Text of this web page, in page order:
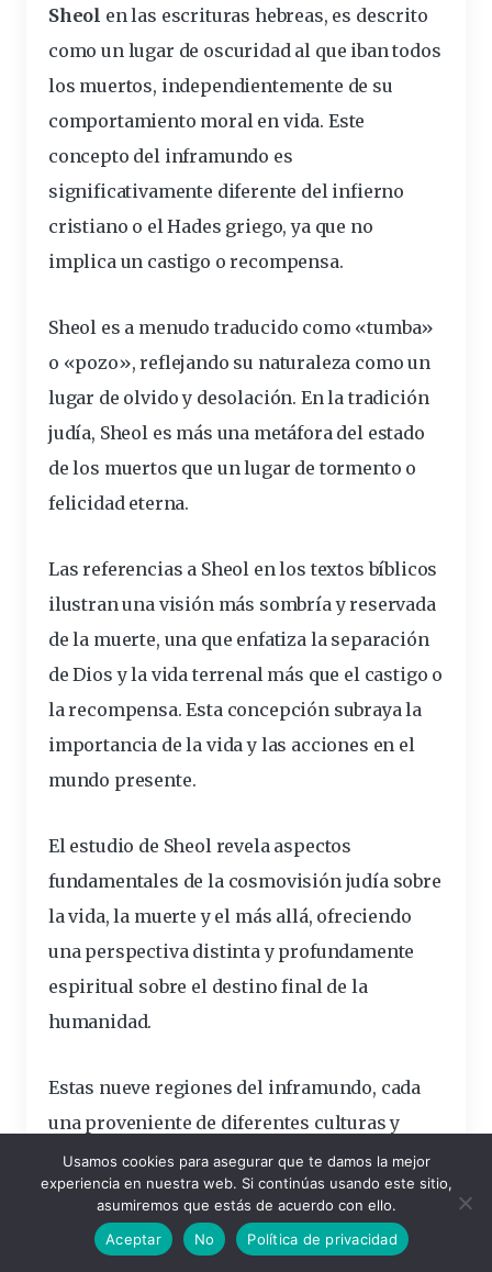
Sheol en las escrituras hebreas, es descrito
como un lugar de oscuridad al que iban todos
los muertos, independientemente de su
comportamiento moral en vida. Este
concepto del inframundo es
significativamente diferente del infierno
cristiano o el Hades griego, ya que no
implica un castigo o recompensa.
Sheol es a menudo traducido como «tumba»
o «pozo», reflejando su naturaleza como un
lugar de olvido y desolación. En la tradición
judía, Sheol es más una metáfora del estado
de los muertos que un lugar de tormento o
felicidad eterna.
Las referencias a Sheol en los textos bíblicos
ilustran una visión más sombría y reservada
de la muerte, una que enfatiza la separación
de Dios y la vida terrenal más que el castigo o
la recompensa. Esta concepción subraya la
importancia de la vida y las acciones en el
mundo presente.
El estudio de Sheol revela aspectos
fundamentales de la cosmovisión judía sobre
la vida, la muerte y el más allá, ofreciendo
una perspectiva distinta y profundamente
espiritual sobre el destino final de la
humanidad.
Estas nueve regiones del inframundo, cada
una proveniente de diferentes culturas y
tradiciones, nos muestran la diversidad de
pensamiento humano sobre la muerte y el
más allá. A través de estas exploraciones,
podemos apreciar cómo cada cultura
Usamos cookies para asegurar que te damos la mejor
experiencia en nuestra web. Si continúas usando este sitio,
asumiremos que estás de acuerdo con ello.
Aceptar
No Política de privacidad